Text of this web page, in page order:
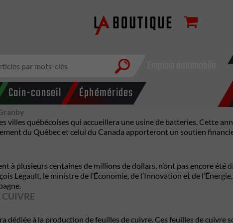
Coin-conseil Éphémérides
villes québécoises qui accueillera une usine de batteries. Cette
du Québec et celui du Canada apporteront un soutien
à plusieurs centaines de millions de dollars, n’ont pas encore
Legault, le ministre de l’Économie, de l’Innovation et de
dédiée à la production de feuilles de cuivre. Ces feuilles de